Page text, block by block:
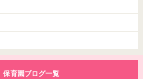
保育園ブログ一覧